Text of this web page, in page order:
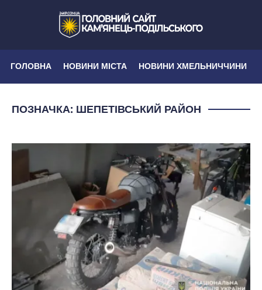
ГОЛОВНА НОВИНИ МІСТА НОВИНИ ХМЕЛЬНИЧЧИНИ
ПОЗНАЧКА: ШЕПЕТІВСЬКИЙ РАЙОН